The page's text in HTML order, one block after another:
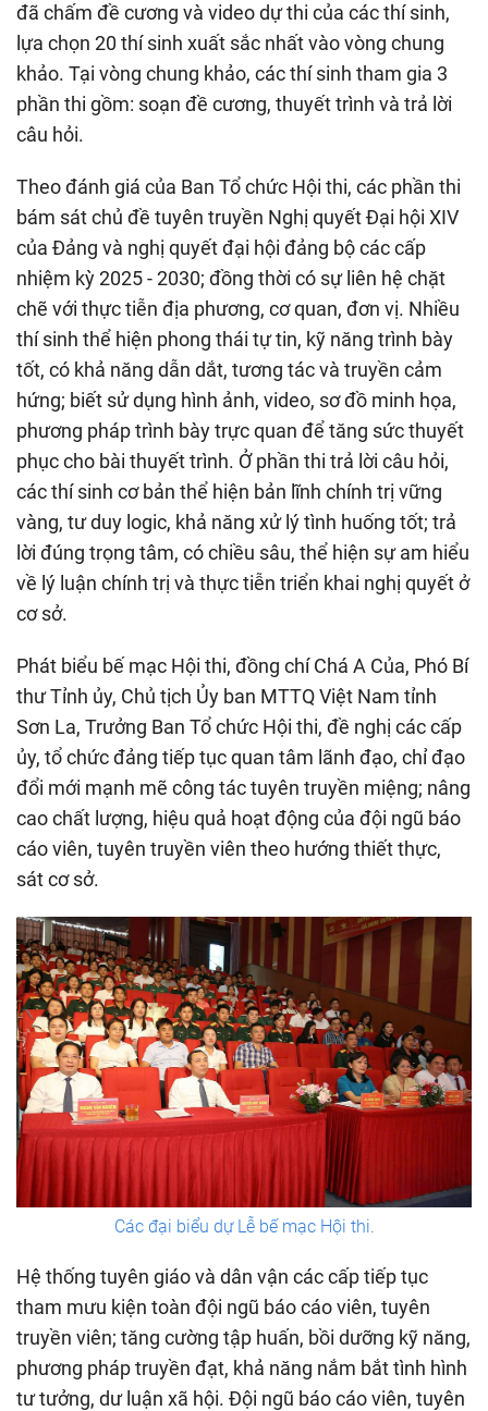
đã chấm đề cương và video dự thi của các thí sinh,
lựa chọn 20 thí sinh xuất sắc nhất vào vòng chung
khảo. Tại vòng chung khảo, các thí sinh tham gia 3
phần thi gồm: soạn đề cương, thuyết trình và trả lời
câu hỏi.
Theo đánh giá của Ban Tổ chức Hội thi, các phần thi
bám sát chủ đề tuyên truyền Nghị quyết Đại hội XIV
của Đảng và nghị quyết đại hội đảng bộ các cấp
nhiệm kỳ 2025 - 2030; đồng thời có sự liên hệ chặt
chẽ với thực tiễn địa phương, cơ quan, đơn vị. Nhiều
thí sinh thể hiện phong thái tự tin, kỹ năng trình bày
tốt, có khả năng dẫn dắt, tương tác và truyền cảm
hứng; biết sử dụng hình ảnh, video, sơ đồ minh họa,
phương pháp trình bày trực quan để tăng sức thuyết
phục cho bài thuyết trình. Ở phần thi trả lời câu hỏi,
các thí sinh cơ bản thể hiện bản lĩnh chính trị vững
vàng, tư duy logic, khả năng xử lý tình huống tốt; trả
lời đúng trọng tâm, có chiều sâu, thể hiện sự am hiểu
về lý luận chính trị và thực tiễn triển khai nghị quyết ở
cơ sở.
Phát biểu bế mạc Hội thi, đồng chí Chá A Của, Phó Bí
thư Tỉnh ủy, Chủ tịch Ủy ban MTTQ Việt Nam tỉnh
Sơn La, Trưởng Ban Tổ chức Hội thi, đề nghị các cấp
ủy, tổ chức đảng tiếp tục quan tâm lãnh đạo, chỉ đạo
đổi mới mạnh mẽ công tác tuyên truyền miệng; nâng
cao chất lượng, hiệu quả hoạt động của đội ngũ báo
cáo viên, tuyên truyền viên theo hướng thiết thực,
sát cơ sở.
Các đại biểu dự Lễ bế mạc Hội thi.
Hệ thống tuyên giáo và dân vận các cấp tiếp tục
tham mưu kiện toàn đội ngũ báo cáo viên, tuyên
truyền viên; tăng cường tập huấn, bồi dưỡng kỹ năng,
phương pháp truyền đạt, khả năng nắm bắt tình hình
tư tưởng, dư luận xã hội. Đội ngũ báo cáo viên, tuyên